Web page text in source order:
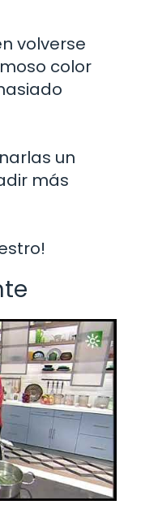
volverse
color
un
más